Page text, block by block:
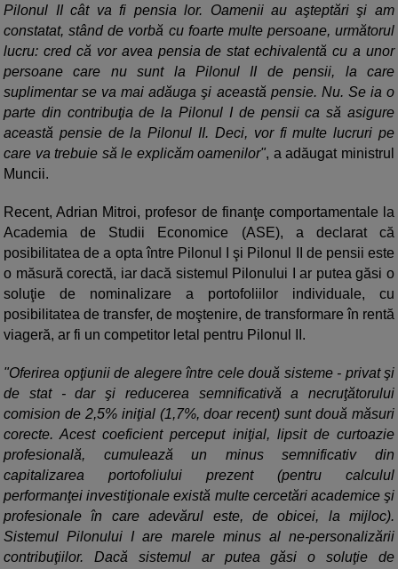
Pilonul II cât va fi pensia lor. Oamenii au aşteptări şi am
constatat, stând de vorbă cu foarte multe persoane, următorul
lucru: cred că vor avea pensia de stat echivalentă cu a unor
persoane care nu sunt la Pilonul II de pensii, la care
suplimentar se va mai adăuga şi această pensie. Nu. Se ia o
parte din contribuţia de la Pilonul I de pensii ca să asigure
această pensie de la Pilonul II. Deci, vor fi multe lucruri pe
care va trebuie să le explicăm oamenilor", a adăugat ministrul
Muncii.
Recent, Adrian Mitroi, profesor de finanţe comportamentale la
Academia de Studii Economice (ASE), a declarat că
posibilitatea de a opta între Pilonul I şi Pilonul II de pensii este
o măsură corectă, iar dacă sistemul Pilonului I ar putea găsi o
soluţie de nominalizare a portofoliilor individuale, cu
posibilitatea de transfer, de moştenire, de transformare în rentă
viageră, ar fi un competitor letal pentru Pilonul II.
"Oferirea opţiunii de alegere între cele două sisteme - privat şi
de stat - dar şi reducerea semnificativă a necruţătorului
comision de 2,5% iniţial (1,7%, doar recent) sunt două măsuri
corecte. Acest coeficient perceput iniţial, lipsit de curtoazie
profesională, cumulează un minus semnificativ din
capitalizarea portofoliului prezent (pentru calculul
performanţei investiţionale există multe cercetări academice şi
profesionale în care adevărul este, de obicei, la mijloc).
Sistemul Pilonului I are marele minus al ne-personalizării
contribuţiilor. Dacă sistemul ar putea găsi o soluţie de